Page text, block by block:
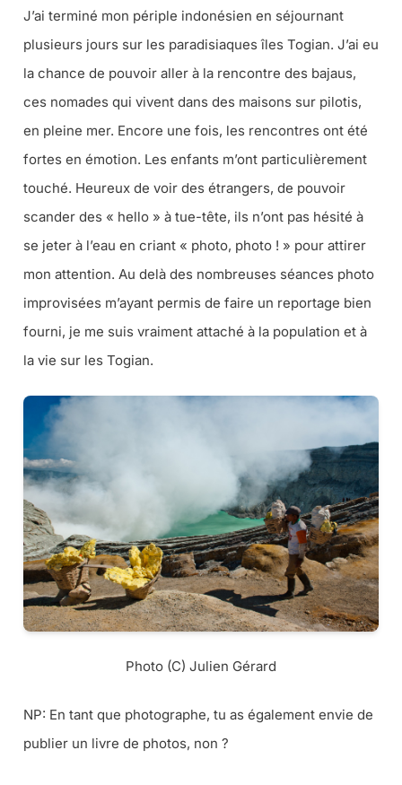
J’ai terminé mon périple indonésien en séjournant
plusieurs jours sur les paradisiaques îles Togian. J’ai eu
la chance de pouvoir aller à la rencontre des bajaus,
ces nomades qui vivent dans des maisons sur pilotis,
en pleine mer. Encore une fois, les rencontres ont été
fortes en émotion. Les enfants m’ont particulièrement
touché. Heureux de voir des étrangers, de pouvoir
scander des « hello » à tue-tête, ils n’ont pas hésité à
se jeter à l’eau en criant « photo, photo ! » pour attirer
mon attention. Au delà des nombreuses séances photo
improvisées m’ayant permis de faire un reportage bien
fourni, je me suis vraiment attaché à la population et à
la vie sur les Togian.
Photo (C) Julien Gérard
NP: En tant que photographe, tu as également envie de
publier un livre de photos, non ?